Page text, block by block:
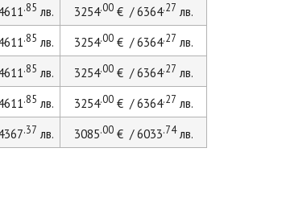
.85 лв. 3254.00€ / 6364.27 лв.
.85 лв. 3254.00€ / 6364.27 лв.
.85 лв. 3254.00€ / 6364.27 лв.
.85 лв. 3254.00€ / 6364.27 лв.
.37 лв. 3085.00€ / 6033.74лв.